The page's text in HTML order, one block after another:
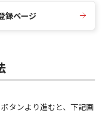
録ページ
タンより進むと、下記画